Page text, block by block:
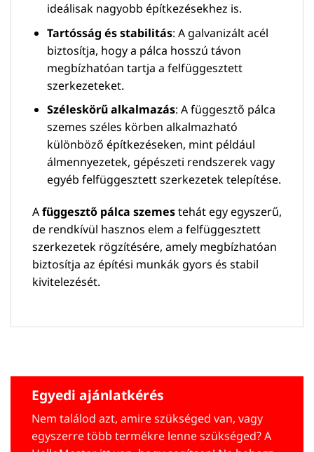
ideálisak nagyobb építkezésekhez is.
Tartósság és stabilitás: A galvanizált acél
biztosítja, hogy a pálca hosszú távon
megbízhatóan tartja a felfüggesztett
szerkezeteket.
Széleskörű alkalmazás: A függesztő pálca
szemes széles körben alkalmazható
különböző építkezéseken, mint például
álmennyezetek, gépészeti rendszerek vagy
egyéb felfüggesztett szerkezetek telepítése.
Afüggesztő pálca szemestehát egy egyszerű,
de rendkívül hasznos elem a felfüggesztett
szerkezetek rögzítésére, amely megbízhatóan
biztosítja az építési munkák gyors és stabil
kivitelezését.
Egyedi ajánlatkérés
Nem találod azt, amire szükséged van, vagy
egyszerre több termékre lenne szükséged? A